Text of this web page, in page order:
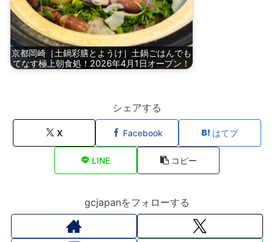
京都岡崎［土鍋彩膳とようけ］土鍋ごはんでも
てなす極上朝食処！2026年4月1日オープン！
シェアする
X Facebook はてブ
LINE コピー
gcjapanをフォローする